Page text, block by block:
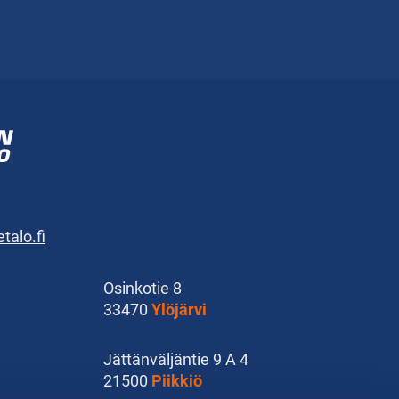
Osinkotie 8
33470 Ylöjärvi
Jättänväljäntie 9 A 4
21500 Piikkiö